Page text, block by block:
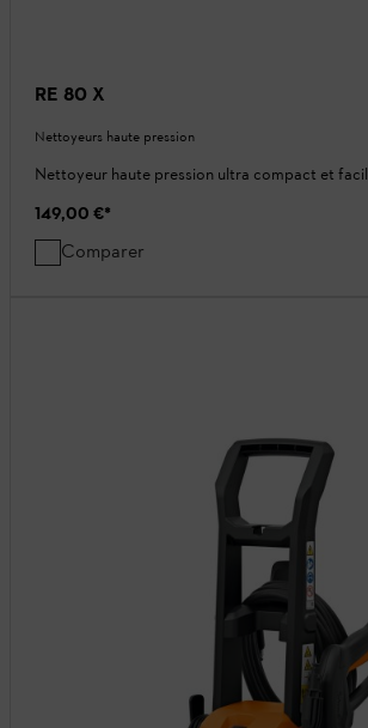
RE 80 X
Nettoyeurs haute pression
Nettoyeur haute pression ultra compact et
149,00 €*
Comparer